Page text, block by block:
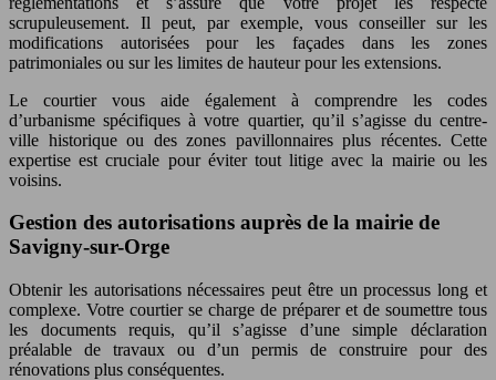
scrupuleusement. Il peut, par exemple, vous conseiller sur les
modifications autorisées pour les façades dans les zones
patrimoniales ou sur les limites de hauteur pour les extensions.
Le courtier vous aide également à comprendre les codes
d’urbanisme spécifiques à votre quartier, qu’il s’agisse du centre-
ville historique ou des zones pavillonnaires plus récentes. Cette
expertise est cruciale pour éviter tout litige avec la mairie ou les
voisins.
Gestion des autorisations auprès de la mairie de
Savigny-sur-Orge
Obtenir les autorisations nécessaires peut être un processus long et
complexe. Votre courtier se charge de préparer et de soumettre tous
les documents requis, qu’il s’agisse d’une simple déclaration
préalable de travaux ou d’un permis de construire pour des
rénovations plus conséquentes.